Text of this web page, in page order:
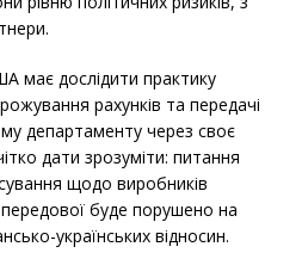
має дослідити практику
рахунків та передачі
департаменту через своє
дати зрозуміти: питання
щодо виробників
буде порушено на
українських відносин.